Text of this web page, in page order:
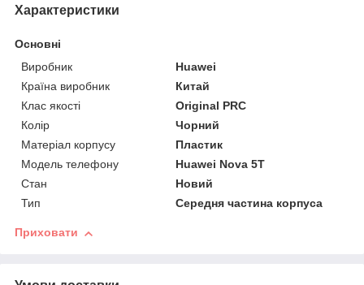
Характеристики
Основні
Виробник
Huawei
Країна виробник
Китай
Клас якості
Original PRC
Колір
Чорний
Матеріал корпусу
Пластик
Модель телефону
Huawei Nova 5T
Стан
Новий
Тип
Середня частина корпуса
Приховати